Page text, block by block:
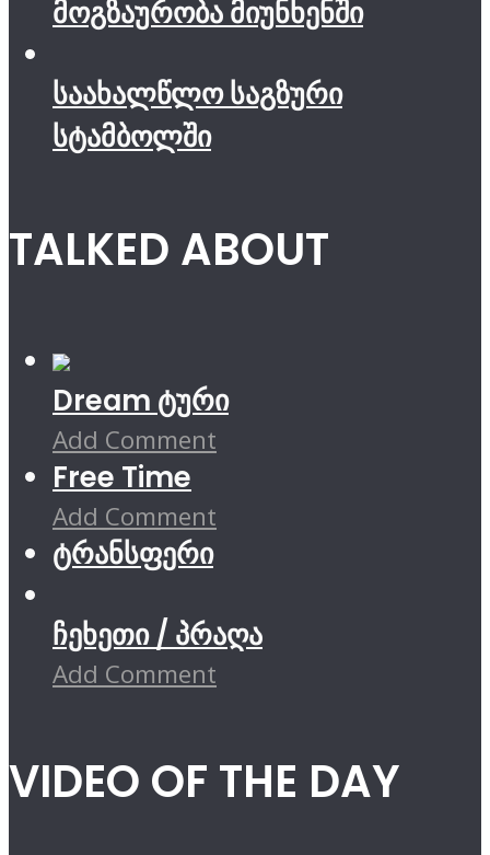
მოგზაურობა მიუნხენში
საახალწლო საგზური
სტამბოლში
TALKED ABOUT
Dream ტური
Add Comment
Free Time
Add Comment
ტრანსფერი
ჩეხეთი / პრაღა
Add Comment
VIDEO OF THE DAY